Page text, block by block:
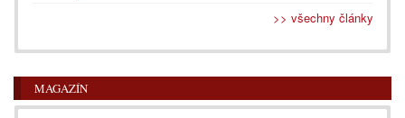
>> všechny články
MAGAZÍN